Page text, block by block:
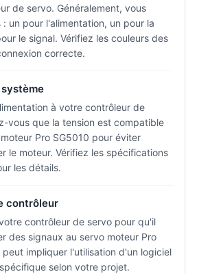
de servo. Généralement, vous
un pour l'alimentation, un pour la
le signal. Vérifiez les couleurs des
correcte.
à votre contrôleur de
vous que la tension est compatible
Pro SG5010 pour éviter
le moteur. Vérifiez les spécifications
les détails.
contrôleur
contrôleur de servo pour qu'il
des signaux au servo moteur Pro
peut impliquer l'utilisation d'un logiciel
selon votre projet.